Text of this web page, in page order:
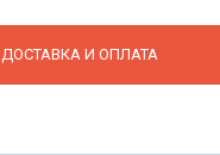
ДОСТАВКА И ОПЛАТА